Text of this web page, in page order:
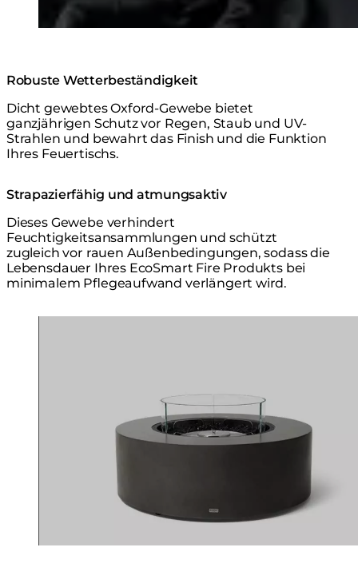
Robuste Wetterbeständigkeit
Dicht gewebtes Oxford-Gewebe bietet
ganzjährigen Schutz vor Regen, Staub und UV-
Strahlen und bewahrt das Finish und die Funktion
Ihres Feuertischs.
Strapazierfähig und atmungsaktiv
Dieses Gewebe verhindert
Feuchtigkeitsansammlungen und schützt
zugleich vor rauen Außenbedingungen, sodass die
Lebensdauer Ihres EcoSmart Fire Produkts bei
minimalem Pflegeaufwand verlängert wird.